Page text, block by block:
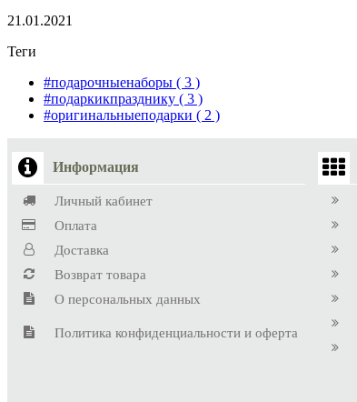
21.01.2021
Теги
#подарочныенаборы ( 3 )
#подаркикпразднику ( 3 )
#оригинальныеподарки ( 2 )
Информация
Личный кабинет
Оплата
Доставка
Возврат товара
О персональных данных
Политика конфиденциальности и оферта